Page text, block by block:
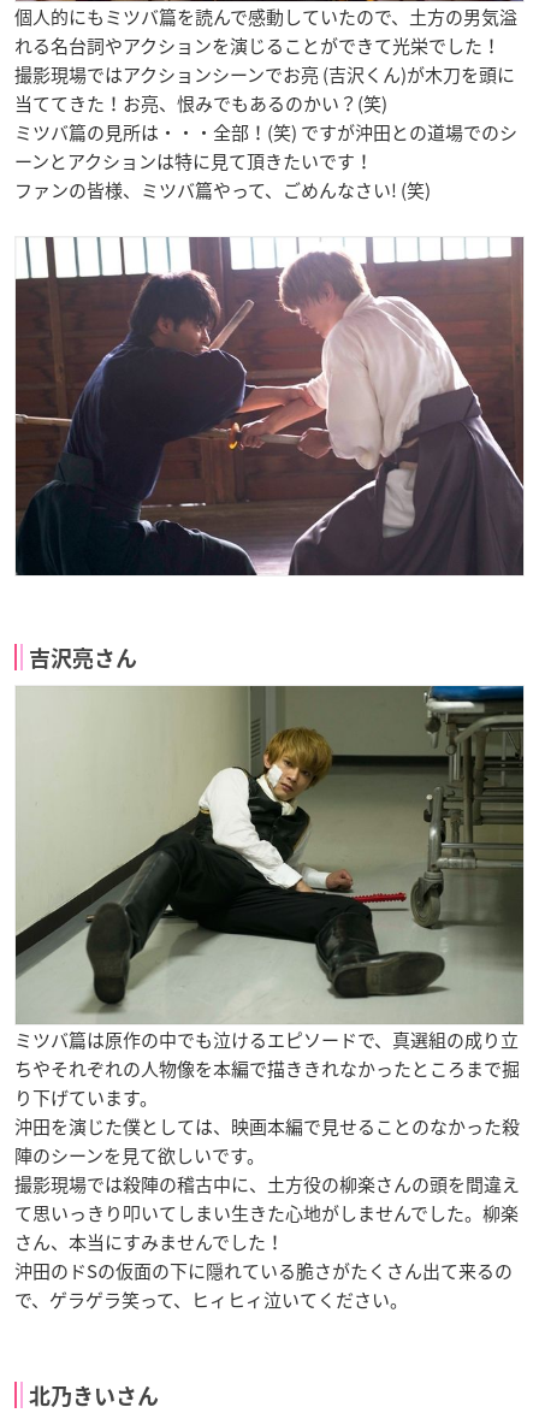
個人的にもミツバ篇を読んで感動していたので、土方の男気溢
れる名台詞やアクションを演じることができて光栄でした！
撮影現場ではアクションシーンでお亮 (吉沢くん)が木刀を頭に
当ててきた！お亮、恨みでもあるのかい？(笑)
ミツバ篇の見所は・・・全部！(笑) ですが沖田との道場でのシ
ーンとアクションは特に見て頂きたいです！
ファンの皆様、ミツバ篇やって、ごめんなさい! (笑)
吉沢亮さん
ミツバ篇は原作の中でも泣けるエピソードで、真選組の成り立
ちやそれぞれの人物像を本編で描ききれなかったところまで掘
り下げています。
沖田を演じた僕としては、映画本編で見せることのなかった殺
陣のシーンを見て欲しいです。
撮影現場では殺陣の稽古中に、土方役の柳楽さんの頭を間違え
て思いっきり叩いてしまい生きた心地がしませんでした。柳楽
さん、本当にすみませんでした！
沖田のドSの仮面の下に隠れている脆さがたくさん出て来るの
で、ゲラゲラ笑って、ヒィヒィ泣いてください。
北乃きいさん